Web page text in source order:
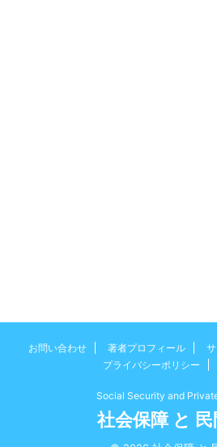
お問い合わせ 著者プロフィール
プライバシーポリシー
Social Security and
社会保障 と